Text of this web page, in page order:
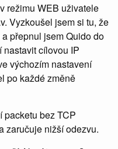
režimu WEB uživatele
Vyzkoušel jsem si tu, že
přepnul jsem Quido do
nastavit cílovou IP
výchozím nastavení
po každé změně
packetu bez TCP
zaručuje nižší odezvu.